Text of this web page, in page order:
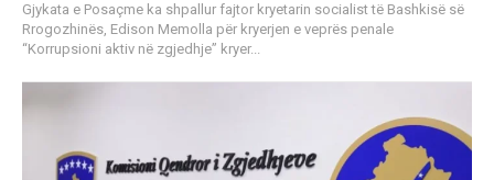
Gjykata e Posaçme ka shpallur fajtor kryetarin socialist të Bashkisë së
Rrogozhinës, Edison Memolla për kryerjen e veprës penale
“Korrupsioni aktiv në zgjedhje” kryer...